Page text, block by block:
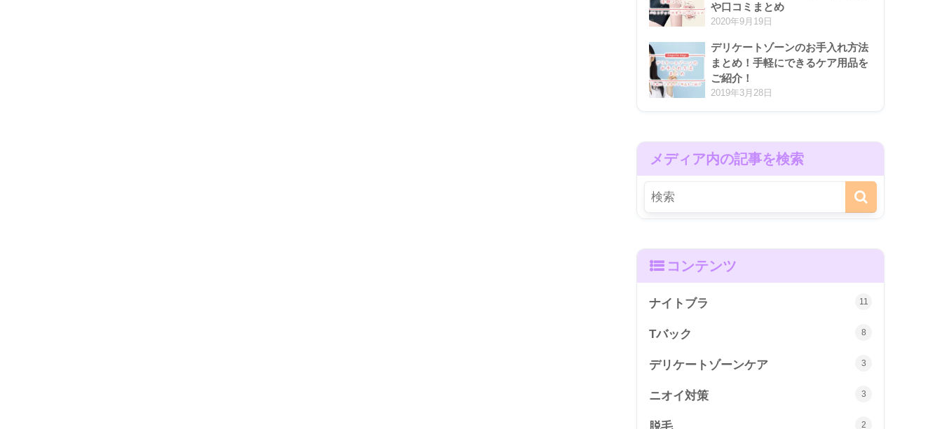
や口コミまとめ
2020年9月19日
デリケートゾーンのお手入れ方法
まとめ！手軽にできるケア用品を
ご紹介！
2019年3月28日
メディア内の記事を検索
コンテンツ
ナイトブラ 11
Tバック 8
デリケートゾーンケア 3
ニオイ対策 3
2